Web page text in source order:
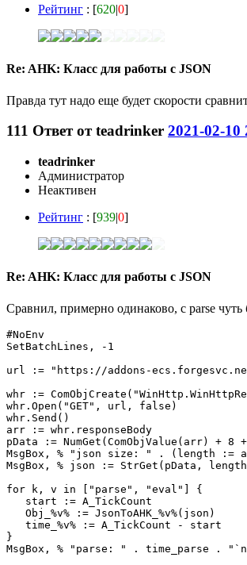
Рейтинг : [620|0]
Re: AHK: Класс для работы с JSON
Правда тут надо еще будет скорости
111 Ответ отteadrinker 2021-02-10
teadrinker
Администратор
Неактивен
Рейтинг : [939|0]
Re: AHK: Класс для работы с JSON
Сравнил, примерно одинаково, с parse чуть
#NoEnv
SetBatchLines, -1
url := "https://addons-
whr :=
whr.Open("GET", url, false)
whr.Send()
arr := whr.responseBody
pData := NumGet(ComObjValue(arr) + 8
MsgBox, % "json size: " . (length :=
MsgBox, % json := StrGet(pData,
for k, v in ["parse", "eval"] {
   start := A_TickCount
   Obj_%v% := JsonToAHK_%v%(json)
   time_%v% := A_TickCount - start
}
MsgBox, % "parse: " . time_parse .